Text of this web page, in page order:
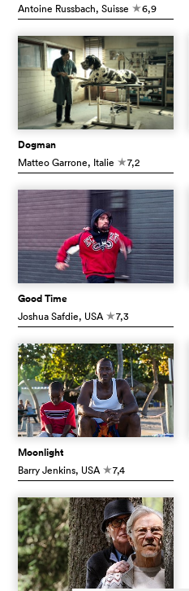
Antoine Russbach, Suisse c6,9
Dogman
Matteo Garrone, Italie c7,2
Good Time
Joshua Safdie, USA c7,3
Moonlight
Barry Jenkins, USA c7,4